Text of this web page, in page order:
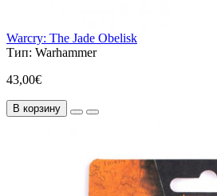
Warcry: The Jade Obelisk
Тип: Warhammer
43,00€
В корзину